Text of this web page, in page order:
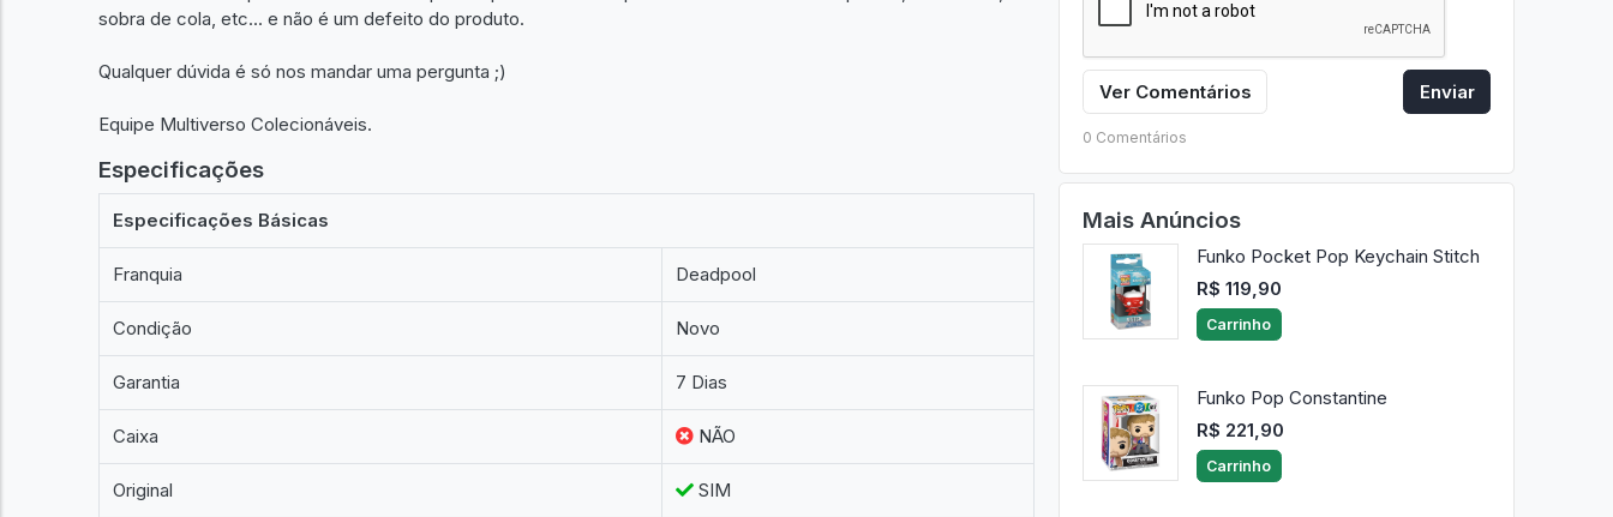
sobra de cola, etc... e não é um defeito do produto.
Qualquer dúvida é só nos mandar uma pergunta ;)
Equipe Multiverso Colecionáveis.
Especificações
Especificações Básicas
Franquia Deadpool
Condição Novo
Garantia 7 Dias
Caixa NÃO
Original SIM
Ver Comentários Enviar
0 Comentários
Mais Anúncios
Funko Pocket Pop Keychain Stitch
R$ 119,90
Carrinho
Funko Pop Constantine
R$ 221,90
Carrinho